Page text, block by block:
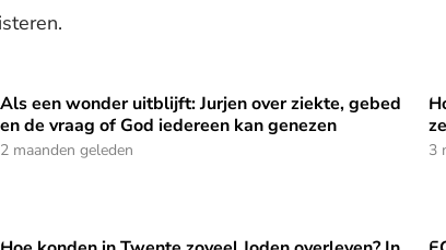
oordeel': 'Jaarlijks belanden tientallen
Als een wonder uitblijft: Jurjen over ziekte, gebed en de
Als een wonder uitblijft: Jurjen over ziekte, gebed
en de vraag of God iedereen kan genezen
2 maanden geleden 3